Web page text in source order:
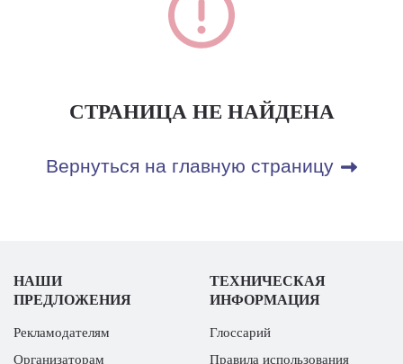
СТРАНИЦА НЕ НАЙДЕНА
Вернуться на главную страницу
НАШИ
ПРЕДЛОЖЕНИЯ
Рекламодателям
Организаторам
ТЕХНИЧЕСКАЯ
ИНФОРМАЦИЯ
Глоссарий
Правила использования